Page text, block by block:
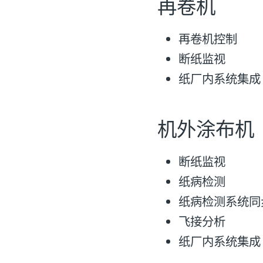
再卷机
再卷机控制
断纸监视
纸厂内系统集成
机外涂布机
断纸监视
纸病检测
纸病检测系统
飞接分析
纸厂内系统集成